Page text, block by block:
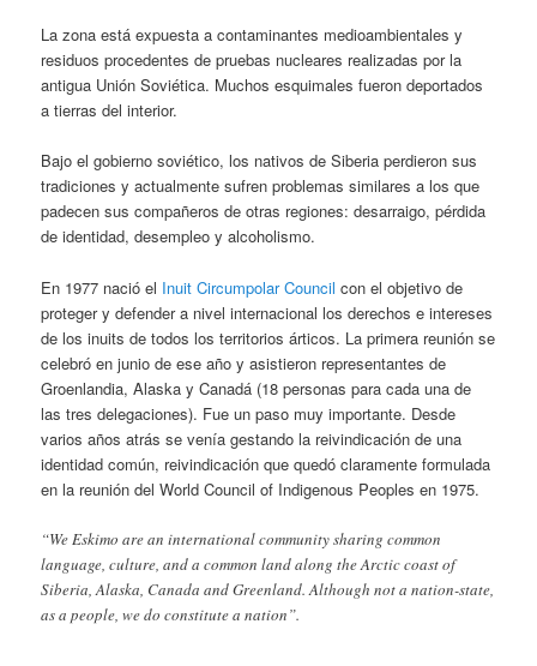
La zona está expuesta a contaminantes medioambientales y
residuos procedentes de pruebas nucleares realizadas por la
antigua Unión Soviética. Muchos esquimales fueron deportados
a tierras del interior.
Bajo el gobierno soviético, los nativos de Siberia perdieron sus
tradiciones y actualmente sufren problemas similares a los que
padecen sus compañeros de otras regiones: desarraigo, pérdida
de identidad, desempleo y alcoholismo.
En 1977 nació el Inuit Circumpolar Council con el objetivo de
proteger y defender a nivel internacional los derechos e intereses
de los inuits de todos los territorios árticos. La primera reunión se
celebró en junio de ese año y asistieron representantes de
Groenlandia, Alaska y Canadá (18 personas para cada una de
las tres delegaciones). Fue un paso muy importante. Desde
varios años atrás se venía gestando la reivindicación de una
identidad común, reivindicación que quedó claramente formulada
en la reunión del World Council of Indigenous Peoples en 1975.
“We Eskimo are an international community sharing common
language, culture, and a common land along the Arctic coast of
Siberia, Alaska, Canada and Greenland. Although not a nation-state,
as a people, we do constitute a nation”.